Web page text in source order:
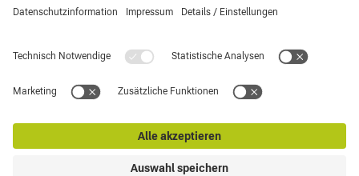
Hinweisgebersystem
CLAAS Gruppe
© CLAAS Main-Donau GmbH & Co. KG